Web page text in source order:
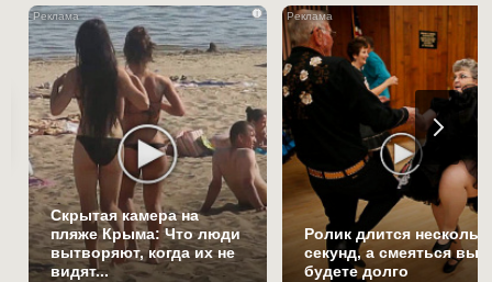
i
Скрытая камера на
пляже Крыма: Что люди
вытворяют, когда их не
видят...
Ролик длится
секунд, а смеяться вы
будете долго